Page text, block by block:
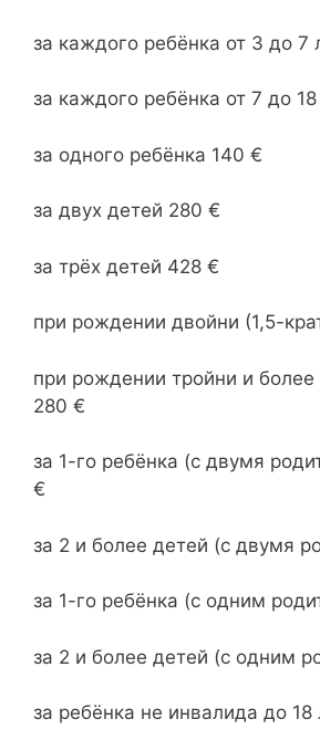
за каждого ребёнка от 3 до 7
за каждого ребёнка от 7 до
за одного ребёнка 140 €
за двух детей 280 €
за трёх детей 428 €
при рождении двойни (1,5-
при рождении тройни и более
280 €
за 1-го ребёнка (с двумя
€
за 2 и более детей (с двумя
за 1-го ребёнка (с одним
за 2 и более детей (с одним
за ребёнка не инвалида до 18